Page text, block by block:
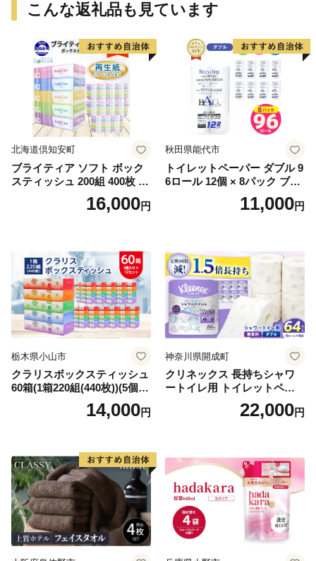
こんな返礼品も見ています
北海道倶知安町
ブライティア ソフト ボック
スティッシュ 200組 400枚 60
箱 日本製 まとめ買い ティッ
シュ リサイクル 長持 防災 常
倶知安町 日用品
16,000円
秋田県能代市
トイレットペーパー ダブル 9
6ロール 12個 × 8パック ブラ
ンカ 再生紙 100％ 芯あり 日
用品 消耗品 無香料 生活用品
11,000円
栃木県小山市
クラリスボックスティッシュ
60箱(1箱220組(440枚))(5個入
り×12セット)【1256759】
14,000円
神奈川県開成町
クリネックス 長持ちシャワ
ートイレ用 トイレットペー
パー（ダブル）64ロール(8ロ
ール×8パック) 開成町 トイレ
蓄 防災 エコ 消耗品 生活雑貨
生活用品 無香料 トイレット
ペーパー ダブル といれっと
ぺーぱー トイレ クレシア ト
イレットペーパー [BDBH002
-1]
22,000円